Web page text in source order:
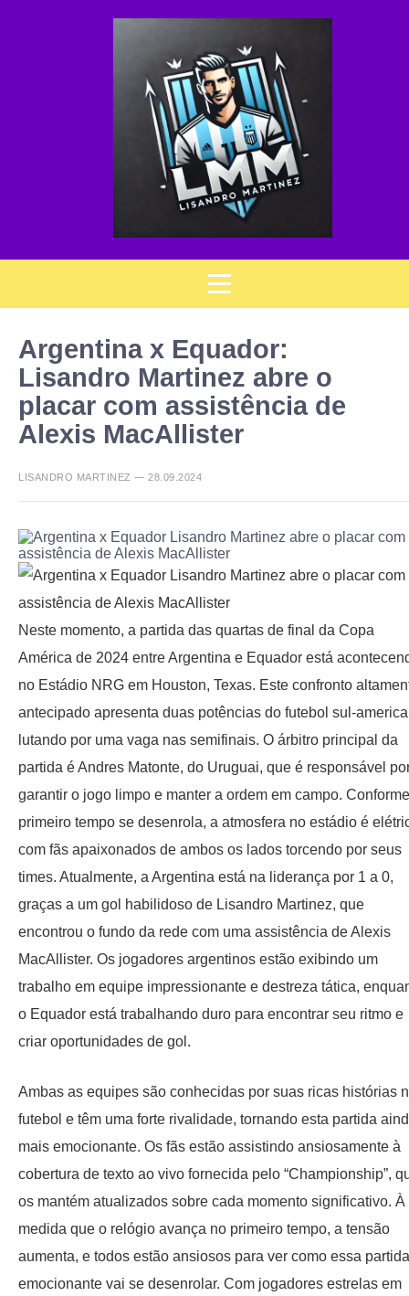
Argentina x Equador:
Lisandro Martinez abre o
placar com assistência de
Alexis MacAllister
LISANDRO MARTINEZ — 28.09.2024
Neste momento, a partida das quartas de final da Copa
América de 2024 entre Argentina e Equador está
no Estádio NRG em Houston, Texas. Este confronto
antecipado apresenta duas potências do futebol sul-
lutando por uma vaga nas semifinais. O árbitro principal da
partida é Andres Matonte, do Uruguai, que é responsável
garantir o jogo limpo e manter a ordem em campo.
primeiro tempo se desenrola, a atmosfera no estádio é
com fãs apaixonados de ambos os lados torcendo por seus
times. Atualmente, a Argentina está na liderança por 1 a 0,
graças a um gol habilidoso de Lisandro Martinez, que
encontrou o fundo da rede com uma assistência de Alexis
MacAllister. Os jogadores argentinos estão exibindo um
trabalho em equipe impressionante e destreza tática,
o Equador está trabalhando duro para encontrar seu ritmo e
criar oportunidades de gol.
Ambas as equipes são conhecidas por suas ricas histórias
futebol e têm uma forte rivalidade, tornando esta partida
mais emocionante. Os fãs estão assistindo ansiosamente à
cobertura de texto ao vivo fornecida pelo “Championship”,
os mantém atualizados sobre cada momento significativo. À
medida que o relógio avança no primeiro tempo, a tensão
aumenta, e todos estão ansiosos para ver como essa partida
emocionante vai se desenrolar. Com jogadores estrelas em